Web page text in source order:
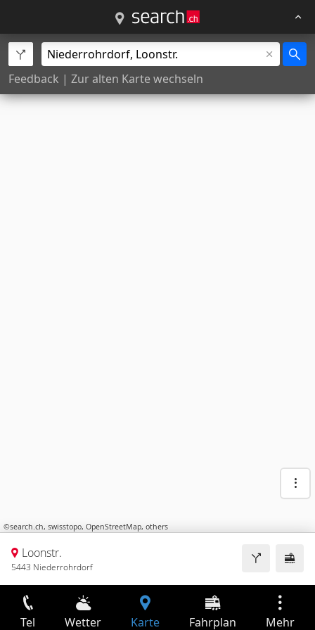
Feedback | Zur alten Karte wechseln
©search.ch, swisstopo, OpenStreetMap, others
Loonstr.
5443 Niederrohrdorf
Tel Wetter Karte Fahrplan Mehr